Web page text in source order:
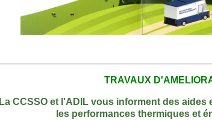
TRAVAUX
La CCSSO et l'ADIL vous informent des
les performances thermiques et